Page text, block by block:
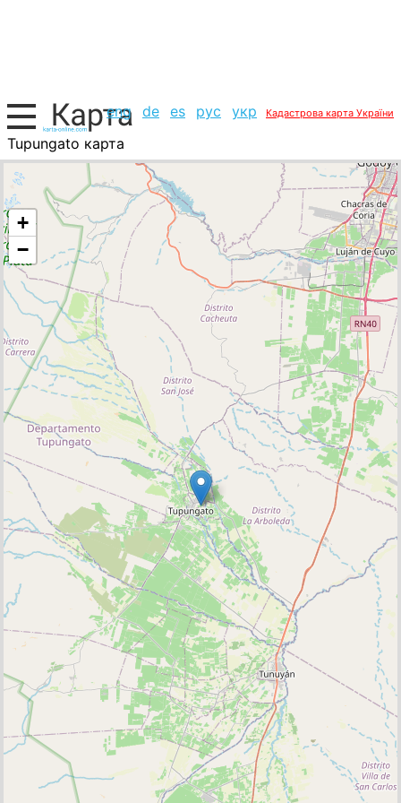
eng de es рус укр Кадастрова карта України
Tupungato карта
Аргентина, список міст
+
−